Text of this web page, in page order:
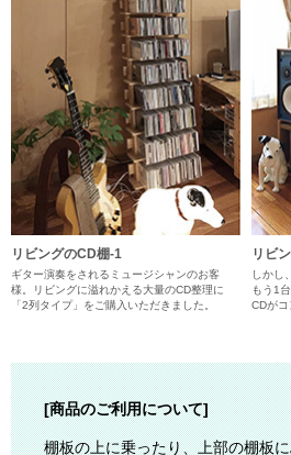
リビングのCD棚-1
ギター演奏をされるミュージシャンのお客
様。リビングに溢れかえる大量のCD整理に
「2列タイプ」をご購入いただきました。
リビ
しかし
もう1
CDがコ
[商品のご利用について]
棚板の上に乗ったり、上部の棚板